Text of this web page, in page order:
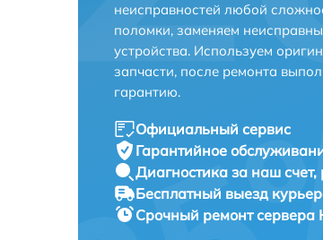
неисправностей любой
поломки, заменяем
устройства. Используем
запчасти, после ремонта
гарантию.
Официальный сервис
Гарантийное
Диагностика за наш счет,
Бесплатный выезд
Срочный ремонтсервера